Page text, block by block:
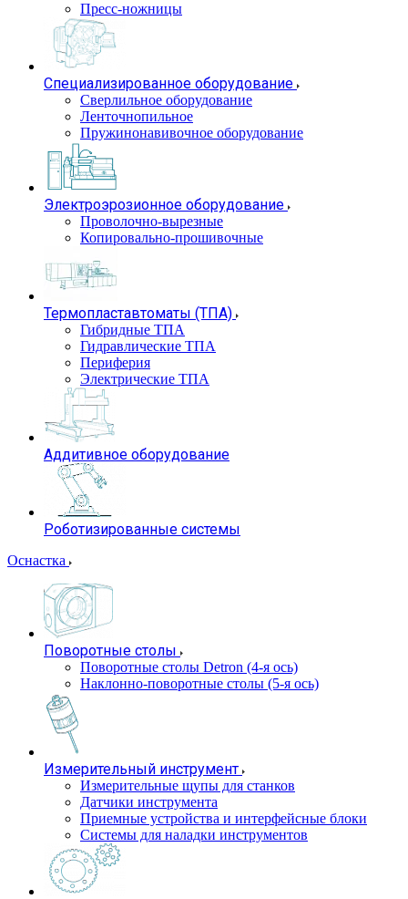
Пресс-ножницы
Специализированное оборудование
Сверлильное оборудование
Ленточнопильное
Пружинонавивочное оборудование
Электроэрозионное оборудование
Проволочно-вырезные
Копировально-прошивочные
Термопластавтоматы (ТПА)
Гибридные ТПА
Гидравлические ТПА
Периферия
Электрические ТПА
Аддитивное оборудование
Роботизированные системы
Оснастка
Поворотные столы
Поворотные столы Detron (4-я ось)
Наклонно-поворотные столы (5-я ось)
Измерительный инструмент
Измерительные щупы для станков
Датчики инструмента
Приемные устройства и интерфейсные блоки
Системы для наладки инструментов